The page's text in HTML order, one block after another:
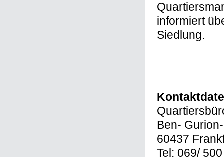
informiert
Siedlung.
Ben-
60437
Tel: 069/